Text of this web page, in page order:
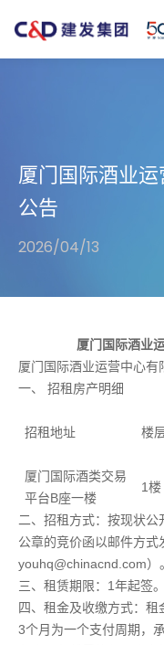
厦门国际酒业
公告
2026/04/13
厦门国际酒业
厦门国际酒业运营中心有
一、 招租房产明细
招租地址 楼
厦门国际酒类交易
平台B座一楼
1楼
二、招租方式：按现状
公章的竞价函以邮件方式
youhq@chinacnd.com）。
三、租赁期限：1年起签。
四、租金及收缴方式：
3个月为一个支付周期，